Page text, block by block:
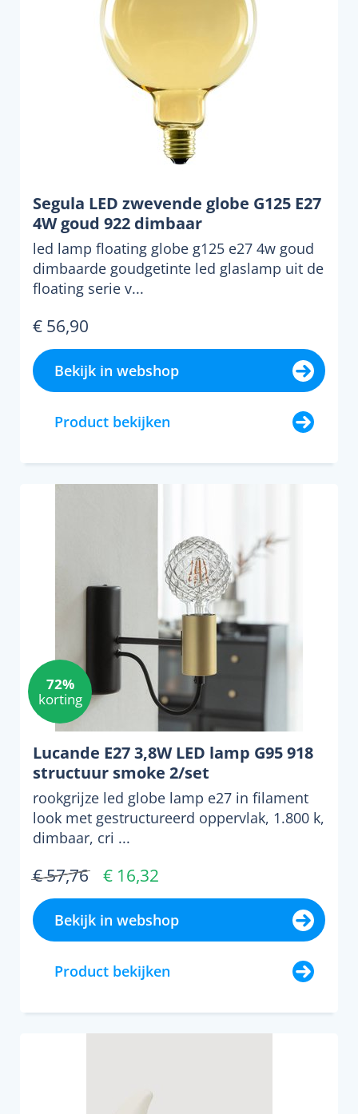
Segula LED zwevende globe G125 E27
4W goud 922 dimbaar
led lamp floating globe g125 e27 4w goud
dimbaarde goudgetinte led glaslamp uit de
floating serie v...
€ 56,90
Bekijk in webshop
Product bekijken
72%
korting
Lucande E27 3,8W LED lamp G95 918
structuur smoke 2/set
rookgrijze led globe lamp e27 in filament
look met gestructureerd oppervlak, 1.800 k,
dimbaar, cri ...
€ 57,76 € 16,32
Bekijk in webshop
Product bekijken